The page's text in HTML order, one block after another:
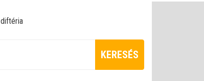
diftéria
KERESÉS